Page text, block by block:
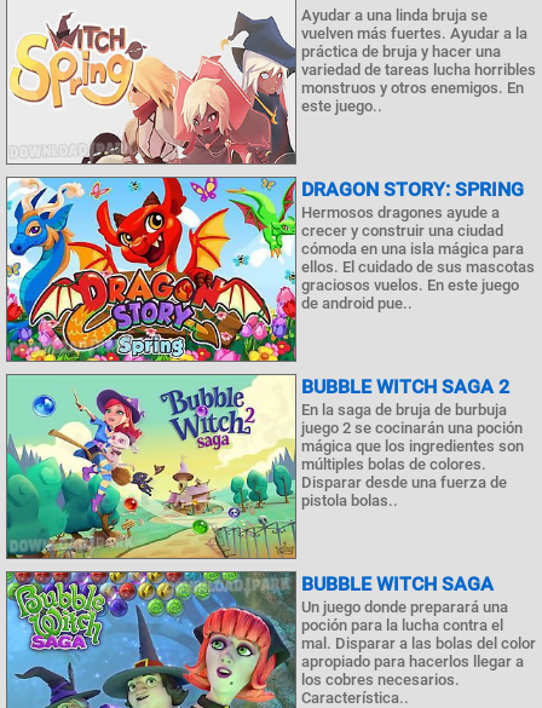
Ayudar a una linda bruja se
vuelven más fuertes. Ayudar a la
práctica de bruja y hacer una
variedad de tareas lucha horribles
monstruos y otros enemigos. En
este juego..
DRAGON STORY: SPRING
Hermosos dragones ayude a
crecer y construir una ciudad
cómoda en una isla mágica para
ellos. El cuidado de sus mascotas
graciosos vuelos. En este juego
de android pue..
BUBBLE WITCH SAGA 2
En la saga de bruja de burbuja
juego 2 se cocinarán una poción
mágica que los ingredientes son
múltiples bolas de colores.
Disparar desde una fuerza de
pistola bolas..
BUBBLE WITCH SAGA
Un juego donde preparará una
poción para la lucha contra el
mal. Disparar a las bolas del color
apropiado para hacerlos llegar a
los cobres necesarios.
Característica..